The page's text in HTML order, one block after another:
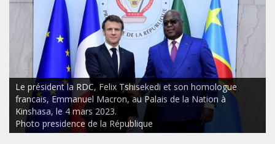
Le président la RDC, Felix Tshisekedi et son homologue
francais, Emmanuel Macron, au Palais de la Nation à
Kinshasa, le 4 mars 2023.
Photo presidence de la République